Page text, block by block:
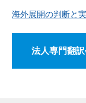
海外展開の判断と
法人専門翻